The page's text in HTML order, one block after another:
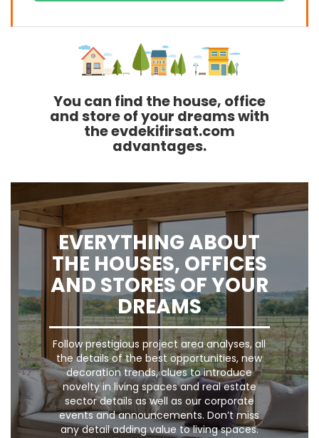
You can find the house, office
and store of your dreams with
the evdekifirsat.com
advantages.
EVERYTHING ABOUT
THE HOUSES, OFFICES
AND STORES OF YOUR
DREAMS
Follow prestigious project area analyses, all
the details of the best opportunities, new
decoration trends, clues to introduce
novelty in living spaces and real estate
sector details as well as our corporate
events and announcements. Don’t miss
any detail adding value to living spaces.